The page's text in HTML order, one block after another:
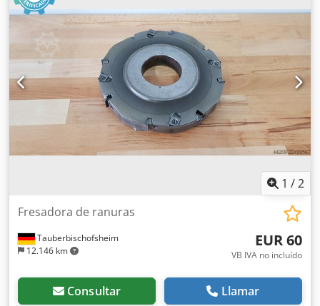
1 /2
Tauberbischofsheim
12.146 km
Fresadora de ranuras
EUR 60
VB IVA no incluído
Consultar Llamar